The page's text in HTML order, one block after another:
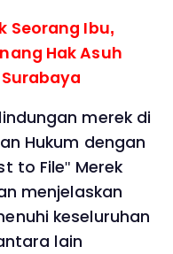
Seorang Ibu,
Hak Asuh
merek di
Hukum dengan
to File" Merek
menjelaskan
keseluruhan
lain